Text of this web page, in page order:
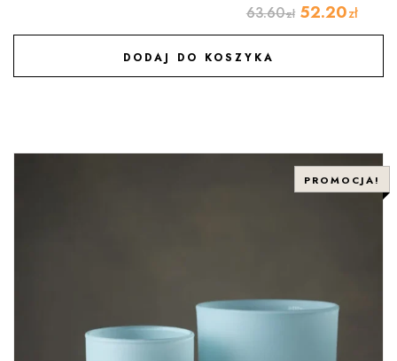
63.60zł 52.20zł
DODAJ DO KOSZYKA
DODAJ DO ULUBIONYCH
PROMOCJA!